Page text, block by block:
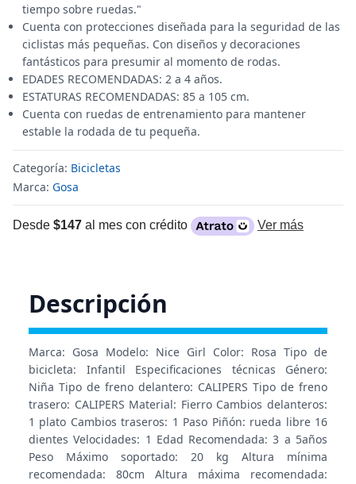
tiempo sobre ruedas."
Cuenta con protecciones diseñada para la seguridad de las
ciclistas más pequeñas. Con diseños y decoraciones
fantásticos para presumir al momento de rodas.
EDADES RECOMENDADAS: 2 a 4 años.
ESTATURAS RECOMENDADAS: 85 a 105 cm.
Cuenta con ruedas de entrenamiento para mantener
estable la rodada de tu pequeña.
Categoría: Bicicletas
Marca: Gosa
Desde $147 al mes con crédito Ver más
Descripción
Marca: Gosa Modelo: Nice Girl Color: Rosa Tipo de
bicicleta: Infantil Especificaciones técnicas Género:
Niña Tipo de freno delantero: CALIPERS Tipo de freno
trasero: CALIPERS Material: Fierro Cambios delanteros:
1 plato Cambios traseros: 1 Paso Piñón: rueda libre 16
dientes Velocidades: 1 Edad Recomendada: 3 a 5años
Peso Máximo soportado: 20 kg Altura mínima
recomendada: 80cm Altura máxima recomendada: